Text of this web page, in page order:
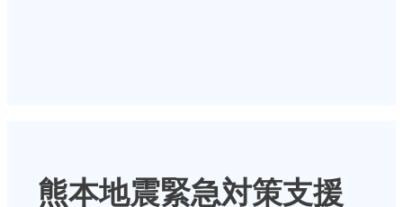
熊本地震緊急対策支援